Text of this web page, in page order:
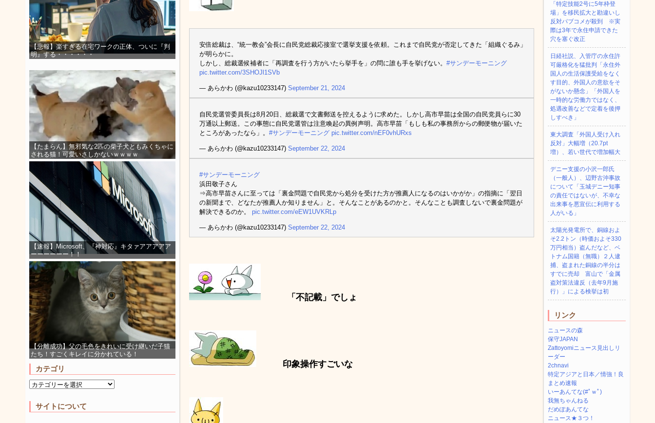
【悲報】楽すぎる在宅ワークの正体、ついに『判
明』する・・・・・・
【たまらん】無邪気な2匹の柴子犬ともみくちゃに
される猫！可愛いさしかないｗｗｗｗ
【速報】Microsoft、『神対応』キタァアアアアア
ーーーーーー！！
【分離成功】父の毛色をきれいに受け継いだ子猫
たち！すごくキレイに分かれている！
カテゴリ
サイトについて
安倍総裁は、“統一教会”会長に自民党総裁応接室で選挙支援を依頼。これまで自民党が否定してきた「組織ぐるみ」
が明らかに。
しかし、総裁選候補者に「再調査を行う方がいたら挙手を」の問に誰も手を挙げない。 #サンデーモーニング
pic.twitter.com/3SHOJl1SVb
— あらかわ (@kazu10233147) September 21, 2024
自民党選管委員長は8月20日、総裁選で文書郵送を控えるように求めた。しかし高市早苗は全国の自民党員らに30
万通以上郵送。この事態に自民党選管は注意喚起の異例声明。高市早苗「もしも私の事務所からの郵便物が届いた
ところがあったなら」。 #サンデーモーニング pic.twitter.com/nEF0vhURxs
— あらかわ (@kazu10233147) September 22, 2024
#サンデーモーニング
浜田敬子さん
⇒高市早苗さんに至っては「裏金問題で自民党から処分を受けた方が推薦人になるのはいかがか」の指摘に「翌日
の新聞まで、どなたが推薦人か知りません」と。そんなことがあるのかと。そんなことも調査しないで裏金問題が
解決できるのか。 pic.twitter.com/eEW1UVKRLp
— あらかわ (@kazu10233147) September 22, 2024
「不記載」でしょ
印象操作すごいな
「特定技能2号に5年枠登
場」を移民拡大と勘違いし
反対パブコメが殺到 ※実
際は3年で永住申請できた
穴を塞ぐ改正
日経社説、入管庁の永住許
可厳格化を猛批判「永住外
国人の生活保護受給をなく
す目的、外国人の意欲をそ
がないか懸念」「外国人を
一時的な労働力ではなく、
処遇改善などで定着を後押
しすべき」
東大調査「外国人受け入れ
反対」大幅増（20.7pt
増）、若い世代で増加幅大
デニー支援の小沢一郎氏
（一般人）、辺野古沖事故
について「玉城デニー知事
の責任ではないが、不幸な
出来事を悪宣伝に利用する
人がいる」
太陽光発電所で、銅線およ
そ2.2トン（時価およそ330
万円相当）盗んだなど、ベ
トナム国籍（無職）２人逮
捕、盗まれた銅線の半分は
すでに売却 富山で「金属
盗対策法違反（去年9月施
行）」による検挙は初
リンク
ニュースの森
保守JAPAN
Zattoyomiニュース見出しリ
ーダー
2chnavi
特定アジアと日本／情強！良
まとめ速報
いーあんてな(#ﾟｗﾟ)
我無ちゃんねる
だめぽあんてな
ニュース★３つ！